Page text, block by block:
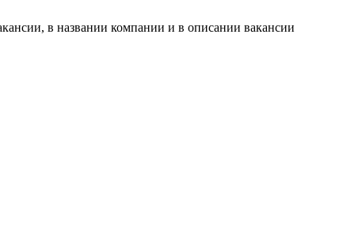
в названии компании и в описании вакансии